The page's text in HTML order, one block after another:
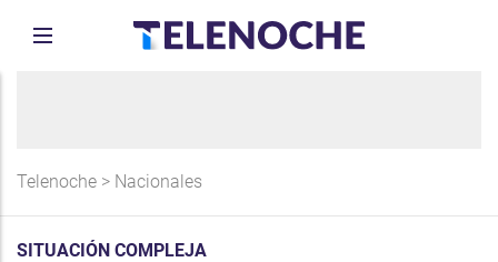
Telenoche > Nacionales
SITUACIÓN COMPLEJA